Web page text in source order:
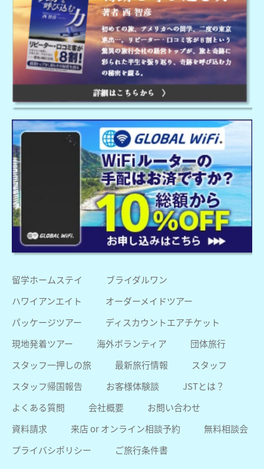
留学ホームステイ
ブライダルワン
ハワイアンエイト
オーダーメイドツアー
パッケージツアー
ディスカウントエアチケット
現地発着ツアー
海外ボランティア
団体旅行
スタッフ一押しの旅
最新旅行情報
スタッフ
スタッフ帰国報告
お客様体験談
JSTとは？
よくある質問
会社概要
お問い合わせ
資料請求
来店 or オンライン相談予約
無料相談会
プライバシポリシー
ご旅行条件書